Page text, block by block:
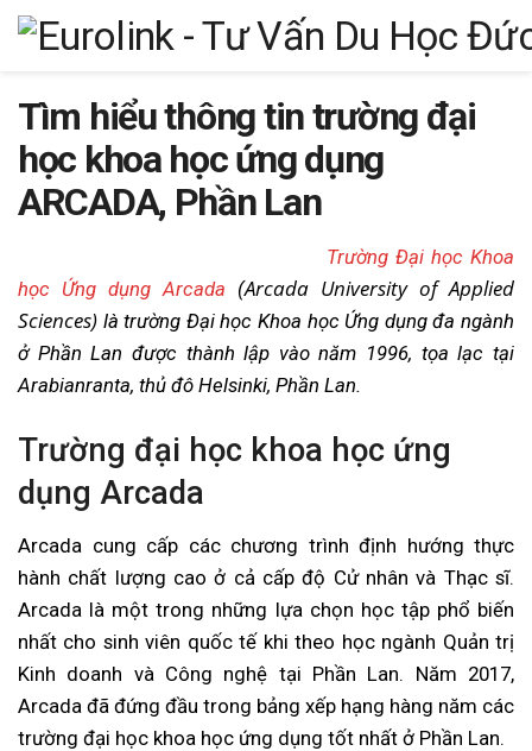
Tìm hiểu thông tin trường đại
học khoa học ứng dụng
ARCADA, Phần Lan
Trường Đại học Khoa
học Ứng dụng Arcada (Arcada University of Applied
Sciences) là trường Đại học Khoa học Ứng dụng đa ngành
ở Phần Lan được thành lập vào năm 1996, tọa lạc tại
Arabianranta, thủ đô Helsinki, Phần Lan.
Trường đại học khoa học ứng
dụng Arcada
Arcada cung cấp các chương trình định hướng thực
hành chất lượng cao ở cả cấp độ Cử nhân và Thạc sĩ.
Arcada là một trong những lựa chọn học tập phổ biến
nhất cho sinh viên quốc tế khi theo học ngành Quản trị
Kinh doanh và Công nghệ tại Phần Lan. Năm 2017,
Arcada đã đứng đầu trong bảng xếp hạng hàng năm các
trường đại học khoa học ứng dụng tốt nhất ở Phần Lan.